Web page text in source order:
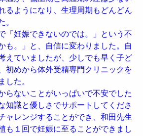
るようになり、生理周期もどんどん
。
「妊娠できないのでは。」という不
も。」と、自信に変わりました。自
えていましたが、少しでも早く子ど
初めから体外受精専門クリニックを
した。
らないことがいっぱいで不安でした
知識と優しさでサポートしてくださ
ャレンジすることができ、和田先生
も１回で妊娠に至ることができまし